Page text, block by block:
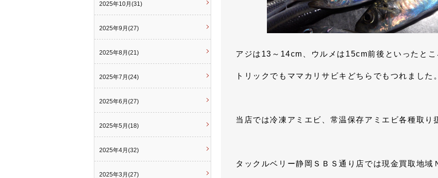
アジは13～14cm、ウルメは15cm前後といったとこ
トリックでもママカリサビキどちらでもつれました
当店では冷凍アミエビ、常温保存アミエビ各種取り
タックルベリー静岡ＳＢＳ通り店では現金買取地
2025年10月(31)
2025年9月(27)
2025年8月(21)
2025年7月(24)
2025年6月(27)
2025年5月(18)
2025年4月(32)
2025年3月(27)